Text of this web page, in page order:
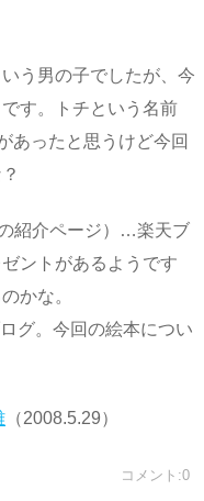
う男の子でしたが、今
す。トチという名前
あったと思うけど今回
の紹介ページ）…楽天ブ
ントがあるようです
かな。
グ。今回の絵本につい
（2008.5.29）
コメント:0